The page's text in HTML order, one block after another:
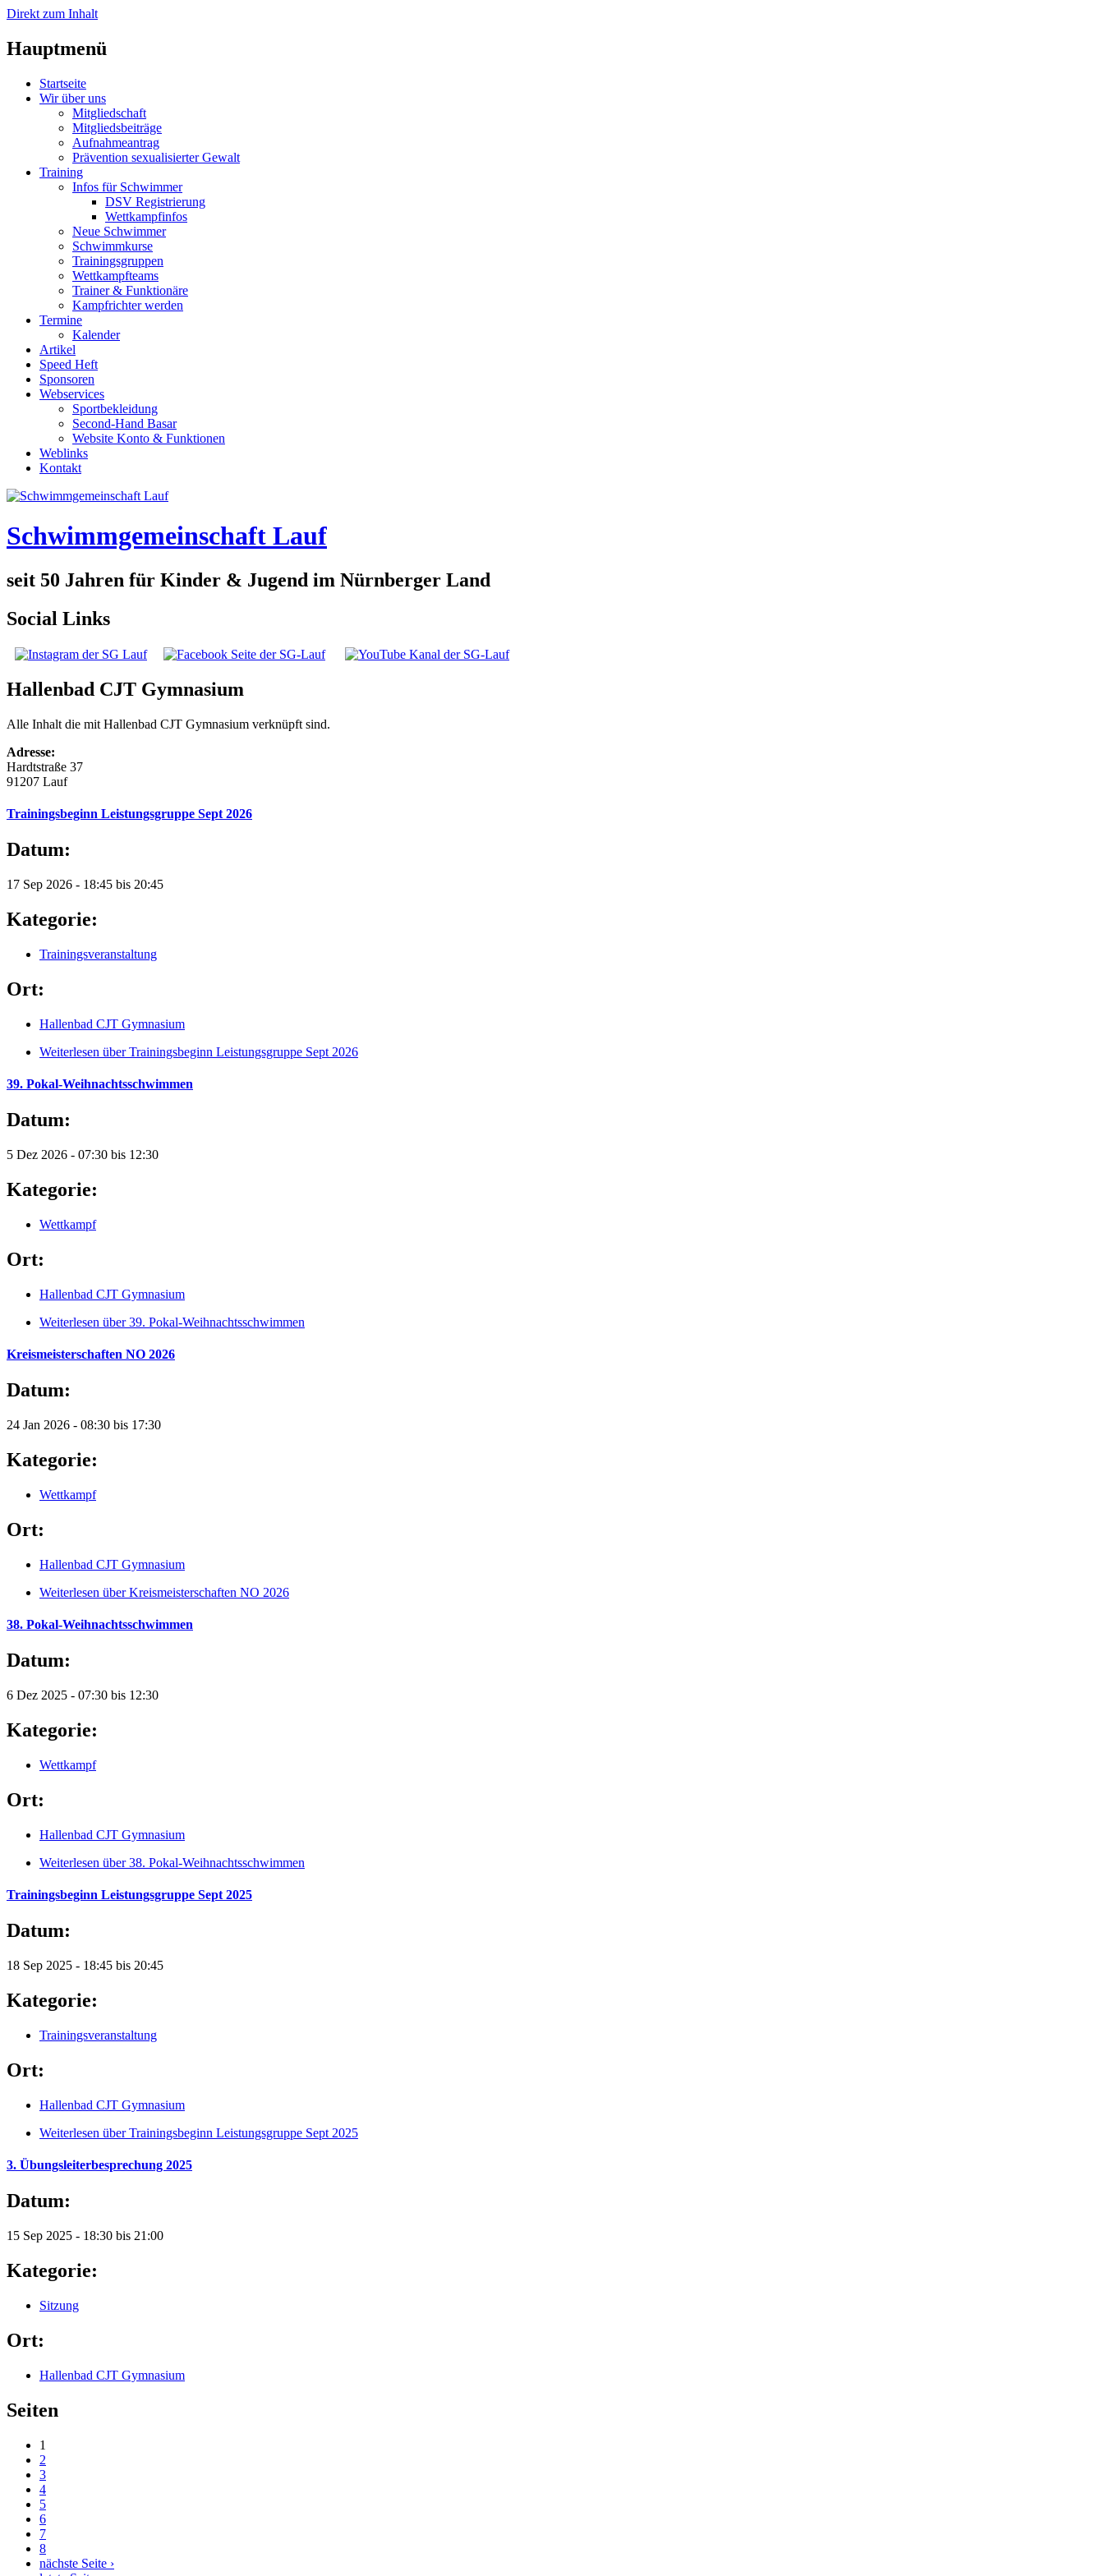
Direkt zum Inhalt
Hauptmenü
Startseite
Wir über uns
Mitgliedschaft
Mitgliedsbeiträge
Aufnahmeantrag
Prävention sexualisierter Gewalt
Training
Infos für Schwimmer
DSV Registrierung
Wettkampfinfos
Neue Schwimmer
Schwimmkurse
Trainingsgruppen
Wettkampfteams
Trainer & Funktionäre
Kampfrichter werden
Termine
Kalender
Artikel
Speed Heft
Sponsoren
Webservices
Sportbekleidung
Second-Hand Basar
Website Konto & Funktionen
Weblinks
Kontakt
Schwimmgemeinschaft Lauf
seit 50 Jahren für Kinder & Jugend im Nürnberger Land
Social Links
Hallenbad CJT Gymnasium
Alle Inhalt die mit Hallenbad CJT Gymnasium verknüpft sind.
Adresse:
Hardtstraße 37
91207 Lauf
Trainingsbeginn Leistungsgruppe Sept 2026
Datum:
17 Sep 2026 - 18:45 bis 20:45
Kategorie:
Trainingsveranstaltung
Ort:
Hallenbad CJT Gymnasium
Weiterlesen über Trainingsbeginn Leistungsgruppe Sept 2026
39. Pokal-Weihnachtsschwimmen
Datum:
5 Dez 2026 - 07:30 bis 12:30
Kategorie:
Wettkampf
Ort:
Hallenbad CJT Gymnasium
Weiterlesen über 39. Pokal-Weihnachtsschwimmen
Kreismeisterschaften NO 2026
Datum:
24 Jan 2026 - 08:30 bis 17:30
Kategorie:
Wettkampf
Ort:
Hallenbad CJT Gymnasium
Weiterlesen über Kreismeisterschaften NO 2026
38. Pokal-Weihnachtsschwimmen
Datum:
6 Dez 2025 - 07:30 bis 12:30
Kategorie:
Wettkampf
Ort:
Hallenbad CJT Gymnasium
Weiterlesen über 38. Pokal-Weihnachtsschwimmen
Trainingsbeginn Leistungsgruppe Sept 2025
Datum:
18 Sep 2025 - 18:45 bis 20:45
Kategorie:
Trainingsveranstaltung
Ort:
Hallenbad CJT Gymnasium
Weiterlesen über Trainingsbeginn Leistungsgruppe Sept 2025
3. Übungsleiterbesprechung 2025
Datum:
15 Sep 2025 - 18:30 bis 21:00
Kategorie:
Sitzung
Ort:
Hallenbad CJT Gymnasium
Seiten
1
2
3
4
5
6
7
8
nächste Seite ›